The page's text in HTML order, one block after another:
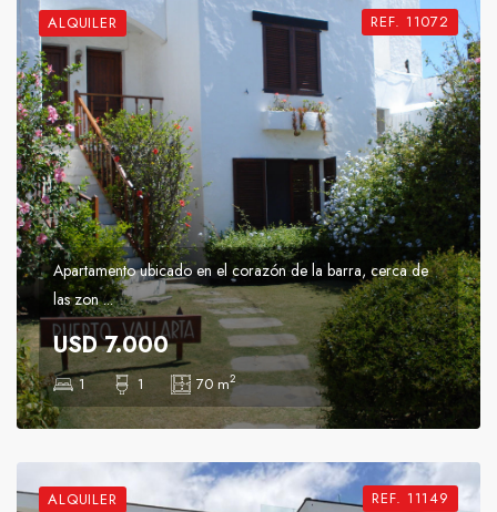
ALQUILER REF. 11072
Apartamento ubicado en el corazón de la barra, cerca de
las zon ...
USD 7.000
1 1 70 m2
ALQUILER REF. 11149